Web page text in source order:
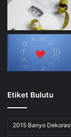
Etiket Bulutu
2015 Banyo